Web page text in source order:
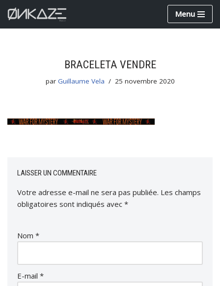
Aller
Menu
BRACELETA VENDRE
par Guillaume Vela 25 novembre 2020
LAISSER UN COMMENTAIRE
Votre adresse e-mail ne sera pas publiée. Les champs
obligatoires sont indiqués avec *
Nom *
E-mail *